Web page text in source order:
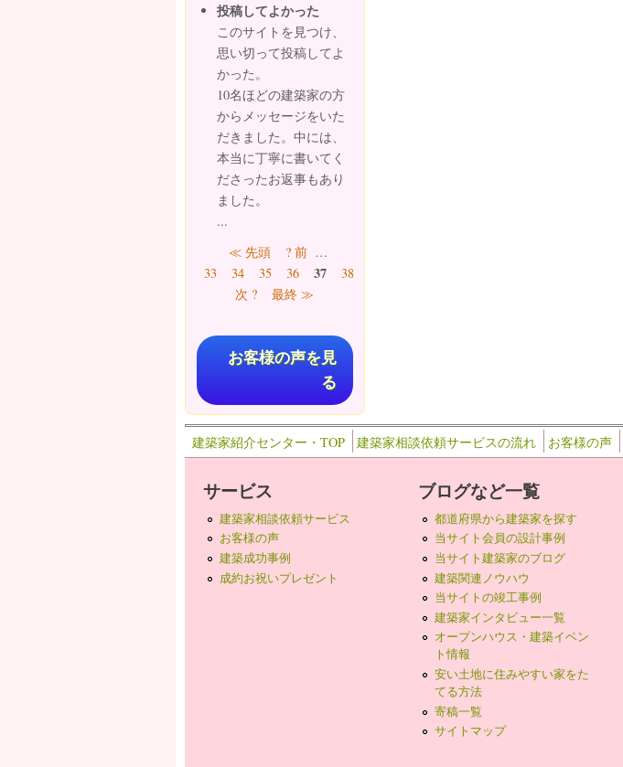
投稿してよかった
このサイトを見つけ、
思い切って投稿してよ
かった。
10名ほどの建築家の方
からメッセージをいた
だきました。中には、
本当に丁寧に書いてく
ださったお返事もあり
ました。
...
ページ≪ 先頭 ? 前 …
33
34 35 36 37 38
次 ?
最終 ≫
お客様の声を見
る
建築家紹介センター・TOP 建築家相談依頼サービスの流れ お客様の声
サービス
建築家相談依頼サービス
お客様の声
建築成功事例
成約お祝いプレゼント
ブログなど一覧
都道府県から建築家を探す
当サイト会員の設計事例
当サイト建築家のブログ
建築関連ノウハウ
当サイトの竣工事例
建築家インタビュー一覧
オープンハウス・建築イベン
ト情報
安い土地に住みやすい家をた
てる方法
寄稿一覧
サイトマップ